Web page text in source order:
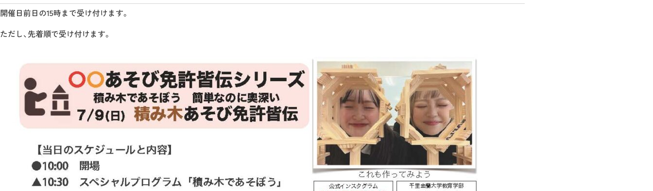
開催日前日の15時まで受け付けます。
ただし、先着順で受け付けます。